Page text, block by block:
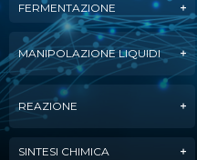
FERMENTAZIONE
MANIPOLAZIONE LIQUIDI
REAZIONE
SINTESI CHIMICA